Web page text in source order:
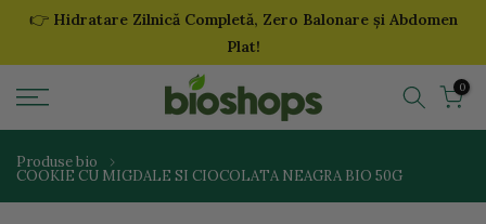
Sari
👉 Hidratare Zilnică Completă, Zero Balonare și Abdomen
Plat!
0
Produse bio
COOKIE CU MIGDALE SI CIOCOLATA NEAGRA BIO 50G